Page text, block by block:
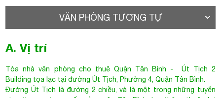
VĂN PHÒNG TƯƠNG TỰ
A. Vị trí
Tòa nhà văn phòng cho thuê Quận Tân Bình - Út Tịch 2
Building tọa lạc tại đườngÚt Tịch , Phường 4, Quận Tân Bình.
Đường Út Tịch là đường 2 chiều, và là một trong những tuyến